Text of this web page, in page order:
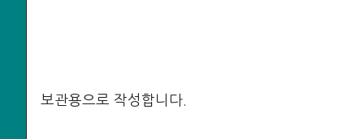
보관용으로 작성합니다.